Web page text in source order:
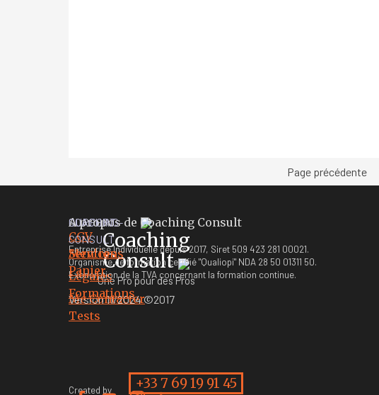
Page précédente
Coaching
Consult
Une Pro pour des Pros
A propos de Coaching Consult
Entreprise Individuelle depuis 2017, Siret 509 423 281 00021.
Organisme de formation certifié "Qualiopi" NDA 28 50 01311 50.
Exonération de la TVA concernant la formation continue.
Version 11/2024 ©2017
COACHING-
CONSULT
Services
Panier
Formations
Tests
SUPPORT
CGV
Mentions
Légales
Me Contacter
+33 7 69 19 91 45
Created by